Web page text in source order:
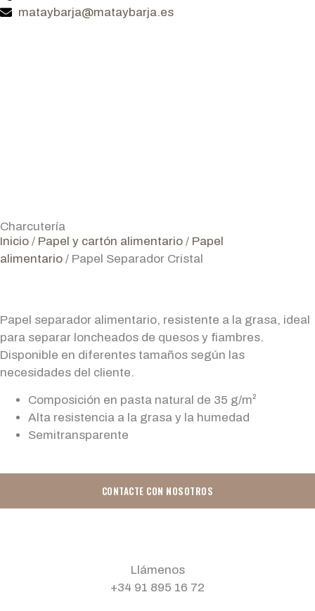
mataybarja@mataybarja.es
Charcutería
Inicio / Papel y cartón alimentario / Papel
alimentario / Papel Separador Cristal
Papel separador alimentario, resistente a la grasa, ideal
para separar loncheados de quesos y fiambres.
Disponible en diferentes tamaños según las
necesidades del cliente.
Composición en pasta natural de 35 g/m²
Alta resistencia a la grasa y la humedad
Semitransparente
CONTACTE CON NOSOTROS
Llámenos
+34 91 895 16 72